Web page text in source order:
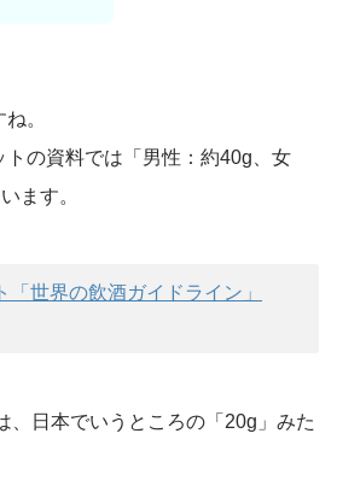
。
トの資料では「男性：約40g、女
ます。
「世界の飲酒ガイドライン」
、日本でいうところの「20g」みた